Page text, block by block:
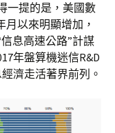
一提的是，美國數
月以來明顯增加，
息高速公路”計謀
年盤算機迷信R&D
濟走活著界前列。